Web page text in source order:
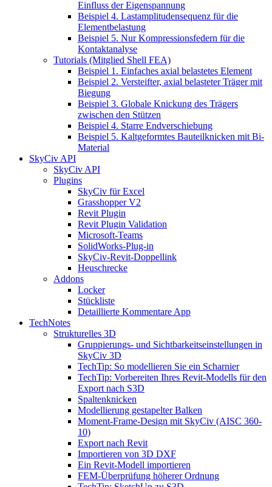
Einfluss der Eigenspannung
Beispiel 4. Lastamplitudensequenz für die
Elementbelastung
Beispiel 5. Nur Kompressionsfedern für die
Kontaktanalyse
Tutorials (Mitglied Shell FEA)
Beispiel 1. Einfaches axial belastetes Element
Beispiel 2. Versteifter, axial belasteter Träger mit
Biegung
Beispiel 3. Globale Knickung des Trägers
zwischen den Stützen
Beispiel 4. Starre Endverschiebung
Beispiel 5. Kaltgeformtes Bauteilknicken mit Bi-
Material
SkyCiv API
SkyCiv API
Plugins
SkyCiv für Excel
Grasshopper V2
Revit Plugin
Revit Plugin Validation
Microsoft-Teams
SolidWorks-Plug-in
SkyCiv-Revit-Doppellink
Heuschrecke
Addons
Locker
Stückliste
Detaillierte Kommentare App
TechNotes
Strukturelles 3D
Gruppierungs- und Sichtbarkeitseinstellungen in
SkyCiv 3D
TechTip: So modellieren Sie ein Scharnier
TechTip: Vorbereiten Ihres Revit-Modells für den
Export nach S3D
Spaltenknicken
Modellierung gestapelter Balken
Moment-Frame-Design mit SkyCiv (AISC 360-
10)
Export nach Revit
Importieren von 3D DXF
Ein Revit-Modell importieren
FEM-Überprüfung höherer Ordnung